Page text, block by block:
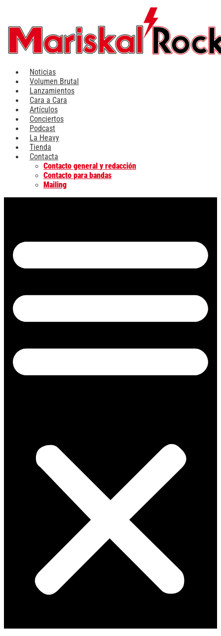
contenido
Noticias
Volumen Brutal
Lanzamientos
Cara a Cara
Artículos
Conciertos
Podcast
La Heavy
Tienda
Contacta
Contacto general y redacción
Contacto para bandas
Mailing